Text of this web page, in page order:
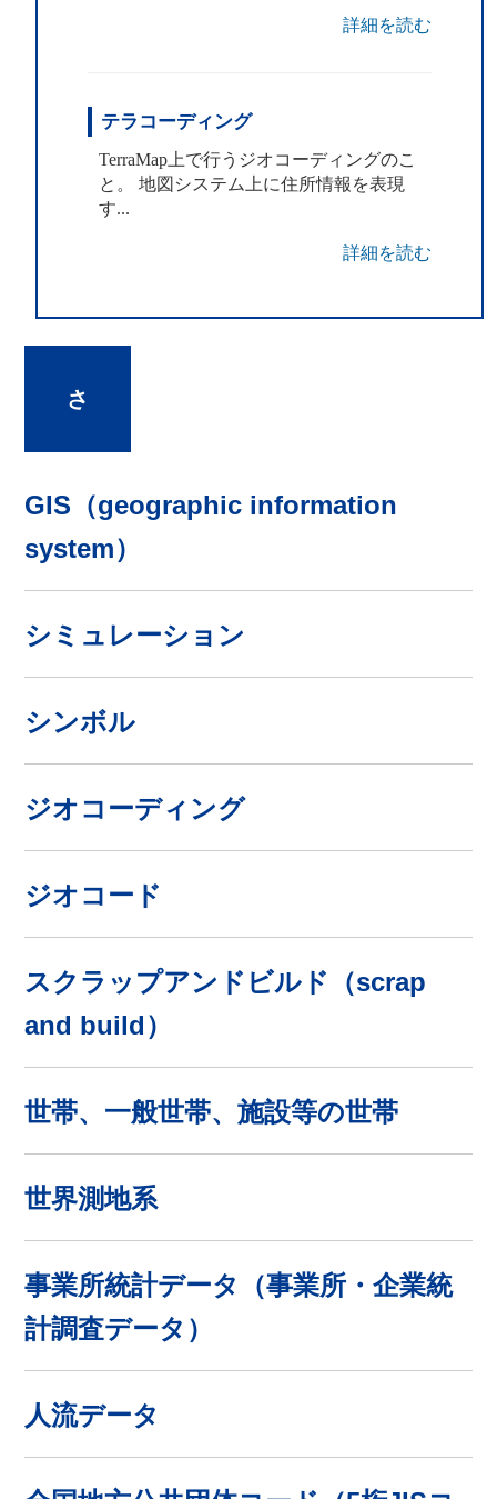
詳細を読む
テラコーディング
TerraMap上で行うジオコーディングのこ
と。 地図システム上に住所情報を表現
す...
詳細を読む
さ
GIS（geographic information
system）
シミュレーション
シンボル
ジオコーディング
ジオコード
スクラップアンドビルド（scrap
and build）
世帯、一般世帯、施設等の世帯
世界測地系
事業所統計データ（事業所・企業統
計調査データ）
人流データ